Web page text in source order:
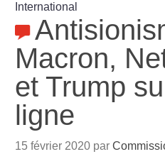
International
Macron,
et Trump
ligne
15 février 2020 par